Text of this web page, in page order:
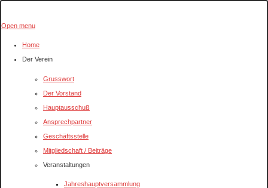
Open menu
Home
Der Verein
Grusswort
Der Vorstand
Hauptausschuß
Ansprechpartner
Geschäftsstelle
Mitgliedschaft / Beiträge
Veranstaltungen
Jahreshauptversammlung